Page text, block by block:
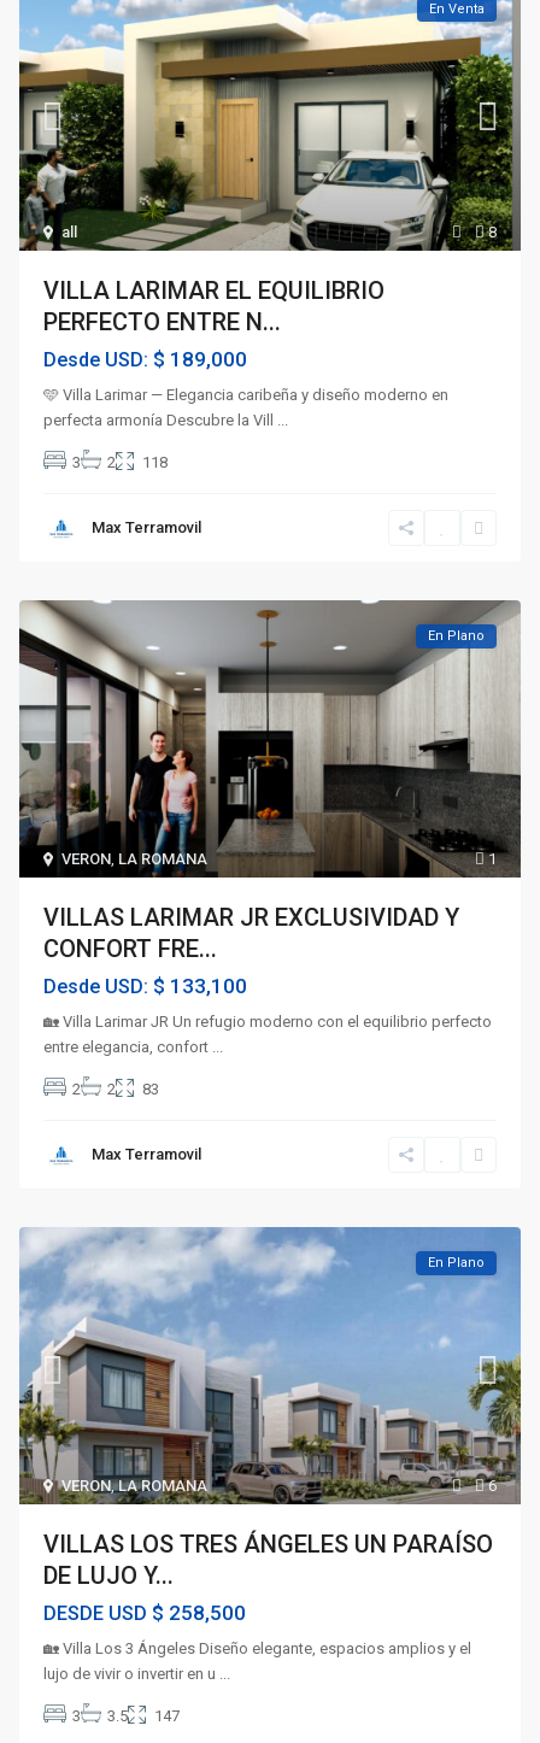
8
all
En Venta
VILLA LARIMAR EL EQUILIBRIO
PERFECTO ENTRE N...
Desde USD: $ 189,000
🩵 Villa Larimar — Elegancia caribeña y diseño moderno en
perfecta armonía Descubre la Vill ...
3 2 118
Max Terramovil
1
VERON, LA ROMANA
En Plano
VILLAS LARIMAR JR EXCLUSIVIDAD Y
CONFORT FRE...
Desde USD: $ 133,100
🏡 Villa Larimar JR Un refugio moderno con el equilibrio perfecto
entre elegancia, confort ...
2 2 83
Max Terramovil
6
VERON,LA ROMANA
En Plano
VILLAS LOS TRES ÁNGELES UN PARAÍSO
DE LUJO Y...
DESDE USD $ 258,500
🏡 Villa Los 3 Ángeles Diseño elegante, espacios amplios y el
lujo de vivir o invertir en u ...
3 3.5 147